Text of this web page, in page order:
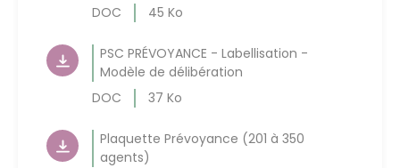
DOC
45 Ko
PSC PRÉVOYANCE - Labellisation -
Modèle de délibération
DOC
37 Ko
Plaquette Prévoyance (201 à 350
agents)